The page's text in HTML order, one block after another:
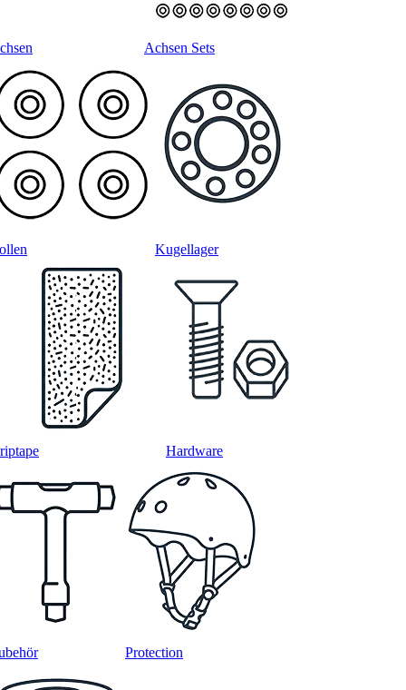
Achsen Sets
Kugellager
Hardware
Protection